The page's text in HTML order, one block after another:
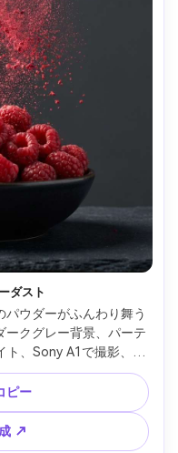
ダスト
ウダーがふんわり舞う
ークグレー背景、パーテ
、Sony A1で撮影、
風、超シャープ、ドラ
ル --ar 4:5
ピー
↗